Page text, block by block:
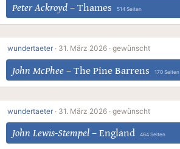
Peter Ackroyd – Thames 514 Seiten
wundertaeter · 31. März 2026 · gewünscht
John McPhee – The Pine Barrens 170 Seiten
wundertaeter · 31. März 2026 · gewünscht
John Lewis-Stempel – England 464 Seiten